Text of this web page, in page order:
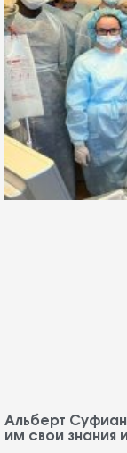
Альберт
им свои знания